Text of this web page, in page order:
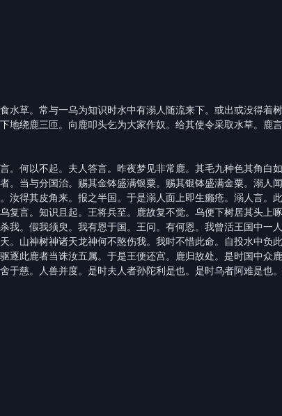
草。常与一乌为知识时水中有溺人随流来下。或出或没得着
绕鹿三匝。向鹿叩头乞为大家作奴。给其使令采取水草。
何以不起。夫人答言。昨夜梦见非常鹿。其毛九种色其角白
。当与分国治。赐其金钵盛满银粟。赐其银钵盛满金粟。溺
汝得其皮角来。报之半国。于是溺人面上即生癞疮。溺人言
复言。知识且起。王将兵至。鹿故复不觉。乌便下树居其头上
。假我须臾。我有恩于国。王问。有何恩。我曾活王国中
。山神树神诸天龙神何不愍伤我。我时不惜此命。自投水中
逐此鹿者当诛汝五属。于是王便还宫。鹿归故处。是时国中
于慈。人兽并度。是时夫人者孙陀利是也。是时乌者阿难是